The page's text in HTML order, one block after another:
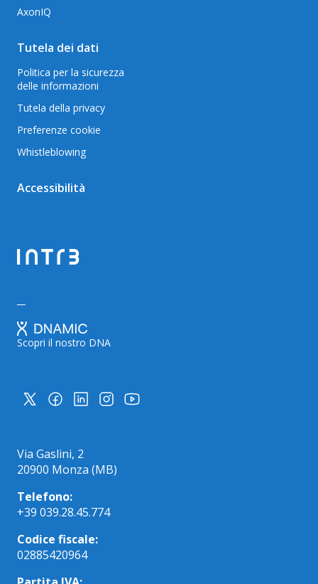
AxonIQ
Tutela dei dati
Politica per la sicurezza
delle informazioni
Tutela della privacy
Preferenze cookie
Whistleblowing
Accessibilità
Scopri il nostro DNA
Via Gaslini, 2
20900 Monza (MB)
Telefono:
+39 039.28.45.774
Codice fiscale:
02885420964